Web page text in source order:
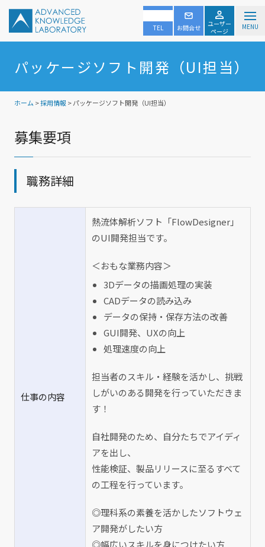
TEL お問合せ
ユーザー
ページ
MENU
パッケージソフト開発（UI担当）
ホーム >採用情報> パッケージソフト開発（UI担当）
募集要項
職務詳細
仕事の内容
熱流体解析ソフト「FlowDesigner」
のUI開発担当です。
＜おもな業務内容＞
3Dデータの描画処理の実装
CADデータの読み込み
データの保持・保存方法の改善
GUI開発、UXの向上
処理速度の向上
担当者のスキル・経験を活かし、挑戦
しがいのある開発を行っていただきま
す！
自社開発のため、自分たちでアイディ
アを出し、
性能検証、製品リリースに至るすべて
の工程を行っています。
◎理科系の素養を活かしたソフトウェ
ア開発がしたい方
◎幅広いスキルを身につけたい方